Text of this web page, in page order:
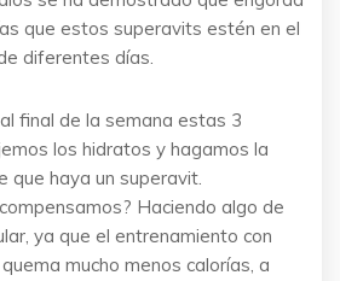
que estos superavits estén en el
diferentes días.
final de la semana estas 3
los hidratos y hagamos la
que haya un superavit.
Haciendo algo de
ya que el entrenamiento con
mucho menos calorías, a